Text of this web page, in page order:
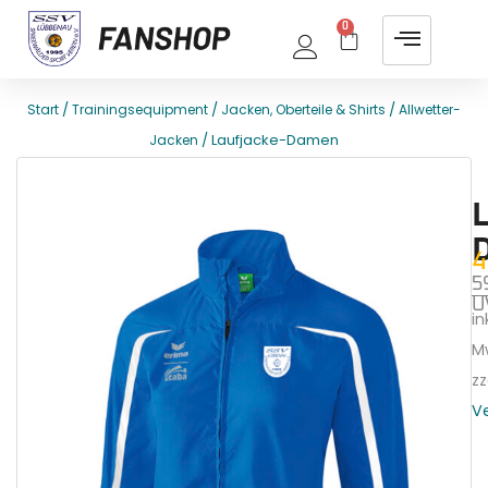
0
Start /Trainingsequipment / Jacken, Oberteile & Shirts /Allwetter-
Jacken / Laufjacke-Damen